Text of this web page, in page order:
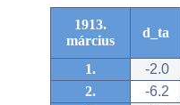
1913.
március
d_ta
1. -2.0
2.
-6.2